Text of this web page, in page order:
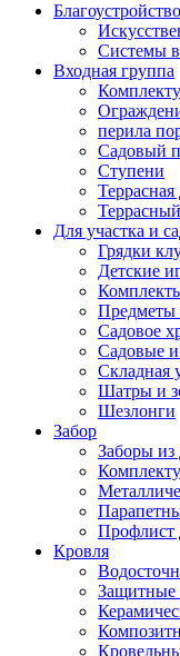
Благоустройство
Системы
Входная группа
перила
Садовый
Ступени
Для участка и
Грядки
Детские
Предметы
Садовое
Садовые
Складная
Шатры и
Шезлонги
Забор
Заборы
Профлист
Кровля
Защитные